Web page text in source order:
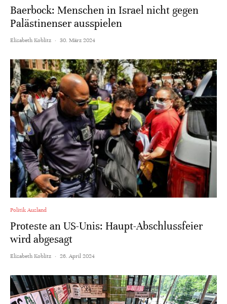
Baerbock: Menschen in Israel nicht gegen
Palästinenser ausspielen
Elisabeth Koblitz · 30. März 2024
Politik Ausland
Proteste an US-Unis: Haupt-Abschlussfeier
wird abgesagt
Elisabeth Koblitz · 26. April 2024